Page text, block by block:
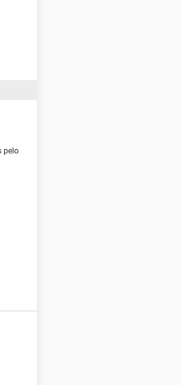
pelo